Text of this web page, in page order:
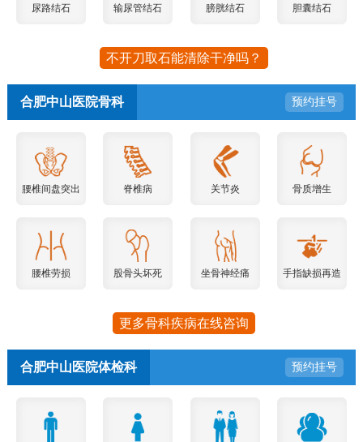
尿路结石 输尿管结石 膀胱结石 胆囊结石
不开刀取石能清除干净吗？
合肥中山医院骨科 预约挂号
腰椎间盘突出 脊椎病 关节炎 骨质增生
腰椎劳损 股骨头坏死 坐骨神经痛 手指缺损再造
更多骨科疾病在线咨询
合肥中山医院体检科 预约挂号